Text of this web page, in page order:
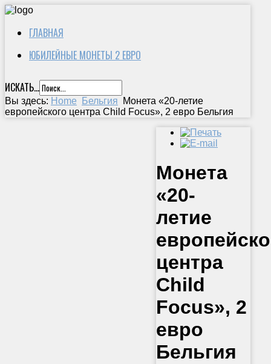
ГЛАВНАЯ
ЮБИЛЕЙНЫЕ МОНЕТЫ 2 ЕВРО
ИСКАТЬ...
Вы здесь: Home Бельгия
Монета «20-летие
европейского центра Child Focus», 2 евро Бельгия
Монета
«20-
летие
центра
Child
Focus», 2
евро
Бельгия